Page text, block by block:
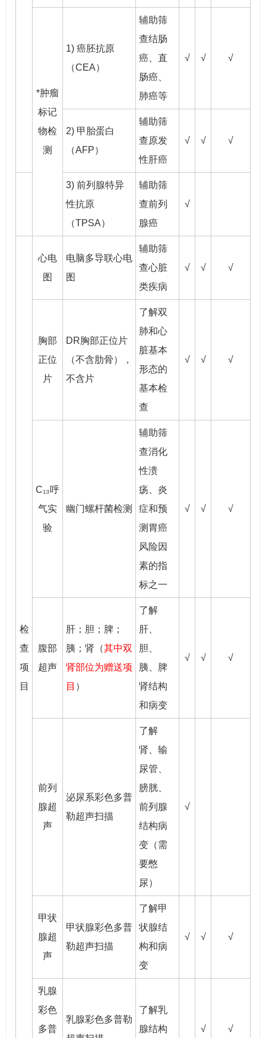
*肿瘤
标记
物检
测
1) 癌胚抗原
（CEA）
辅助筛
查结肠
癌、直
肠癌、
肺癌等
√ √ √
2) 甲胎蛋白
（AFP）
辅助筛
查原发
性肝癌
√ √ √
3) 前列腺特异
性抗原
（TPSA）
辅助筛
查前列
腺癌
√
检
查
项
目
心电
图
电脑多导联心电
图
辅助筛
查心脏
类疾病
√ √ √
胸部
正位
片
DR胸部正位片
（不含肋骨），
不含片
了解双
肺和心
脏基本
形态的
基本检
查
√ √ √
C₁₃呼
气实
验
幽门螺杆菌检测
辅助筛
查消化
性溃
疡、炎
症和预
测胃癌
风险因
素的指
标之一
√ √ √
腹部
超声
肝；胆；脾；
胰；肾（其中双
肾部位为赠送项
目 ）
了解
肝、
胆、
胰、脾
肾结构
和病变
√ √ √
前列
腺超
声
泌尿系彩色多普
勒超声扫描
了解
肾、输
尿管、
膀胱、
前列腺
结构病
变（需
要憋
尿）
√
甲状
腺超
声
甲状腺彩色多普
勒超声扫描
了解甲
状腺结
构和病
变
√ √ √
乳腺
彩色
多普
乳腺彩色多普勒
了解乳
腺结构
√ √